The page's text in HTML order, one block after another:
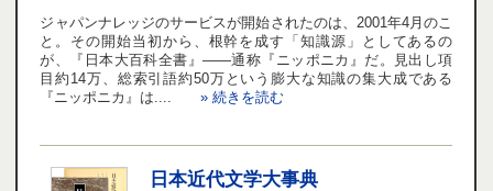
ジャパンナレッジのサービスが開始されたのは、2001年4月のこ
と。その開始当初から、根幹を成す「知識源」としてあるの
が、『日本大百科全書』――通称『ニッポニカ』だ。見出し項
目約14万、総索引語約50万という膨大な知識の集大成である
『ニッポニカ』は....» 続きを読む
日本近代文学大事典